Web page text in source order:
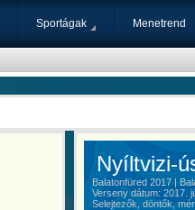
Sportágak Menetrend
Nyíltvizi-
Balatonfüred 2017 |
Verseny dátum: 2017.
Selejtezők, döntők,